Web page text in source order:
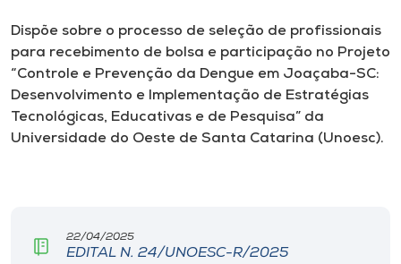
Diplomados
Cultura
Editora
Dispõe sobre o processo de seleção de profissionais
para recebimento de bolsa e participação no Projeto
“Controle e Prevenção da Dengue em Joaçaba-SC:
Desenvolvimento e Implementação de Estratégias
Tecnológicas, Educativas e de Pesquisa” da
Universidade do Oeste de Santa Catarina (Unoesc).
22/04/2025
EDITAL N. 24/UNOESC-R/2025